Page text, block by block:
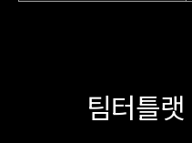
팀터틀랫